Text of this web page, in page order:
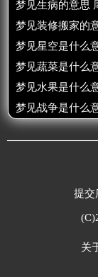
梦见生病的意思
梦见装修搬家的
梦见星空是什么
梦见蔬菜是什么
梦见水果是什么
梦见战争是什么
提交
关